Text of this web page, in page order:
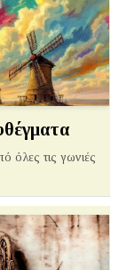
όλες τις γωνιές